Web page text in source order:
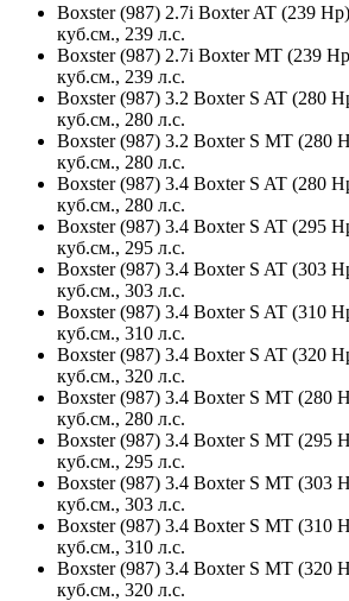
Boxster (987) 2.7i Boxter AT (239
куб.см., 239 л.с.
Boxster (987) 2.7i Boxter MT (239
куб.см., 239 л.с.
Boxster (987) 3.2 Boxter S AT (280
куб.см., 280 л.с.
Boxster (987) 3.2 Boxter S MT (280
куб.см., 280 л.с.
Boxster (987) 3.4 Boxter S AT (280
куб.см., 280 л.с.
Boxster (987) 3.4 Boxter S AT (295
куб.см., 295 л.с.
Boxster (987) 3.4 Boxter S AT (303
куб.см., 303 л.с.
Boxster (987) 3.4 Boxter S AT (310
куб.см., 310 л.с.
Boxster (987) 3.4 Boxter S AT (320
куб.см., 320 л.с.
Boxster (987) 3.4 Boxter S MT (280
куб.см., 280 л.с.
Boxster (987) 3.4 Boxter S MT (295
куб.см., 295 л.с.
Boxster (987) 3.4 Boxter S MT (303
куб.см., 303 л.с.
Boxster (987) 3.4 Boxter S MT (310
куб.см., 310 л.с.
Boxster (987) 3.4 Boxter S MT (320
куб.см., 320 л.с.